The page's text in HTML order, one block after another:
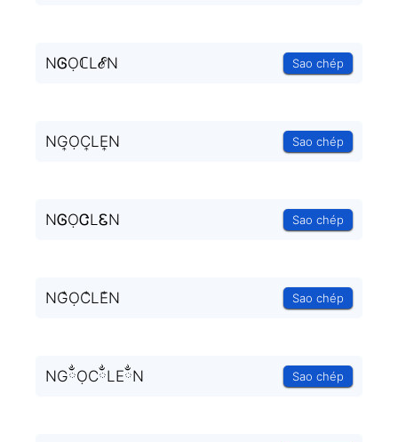
NᎶỌℂLℰN Sao chép
NG͎ỌC͎LE͎N Sao chép
NᎶỌᏣLᏋN Sao chép
NG̐ỌC̐LE̐N Sao chép
NGྂỌCྂLEྂN Sao chép